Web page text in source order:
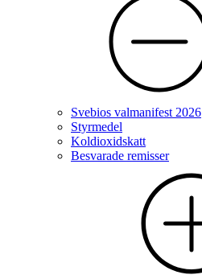
Svebios valmanifest 2026
Styrmedel
Koldioxidskatt
Besvarade remisser